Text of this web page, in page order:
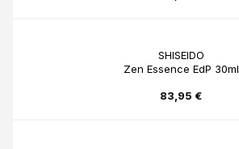
SHISEIDO
Zen Essence EdP 30ml
83,95 €